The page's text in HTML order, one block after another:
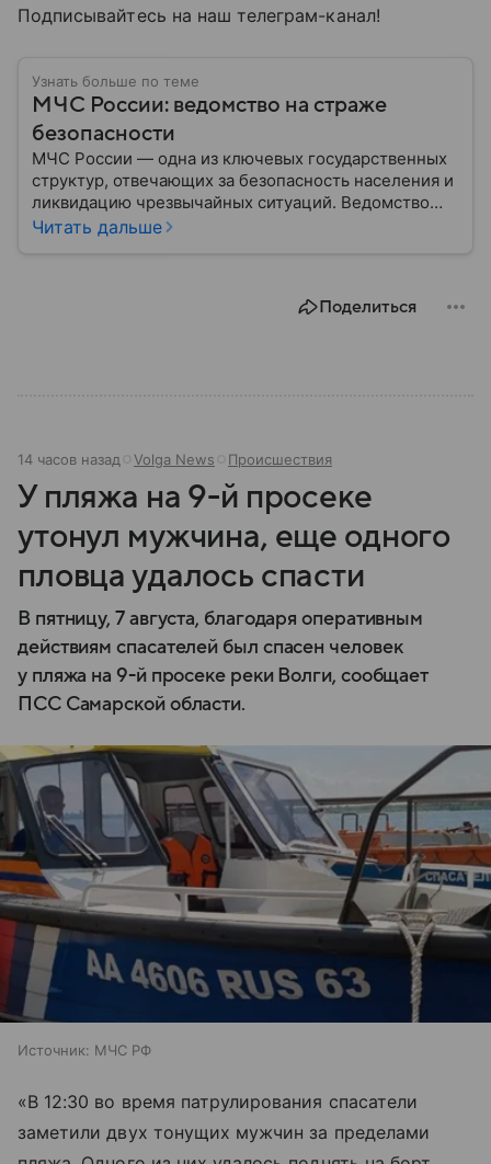
Подписывайтесь на наш телеграм-канал!
Узнать больше по теме
МЧС России: ведомство на страже
безопасности
МЧС России — одна из ключевых государственных
структур, отвечающих за безопасность населения и
ликвидацию чрезвычайных ситуаций. Ведомство
играет важную роль в защите граждан от
задачи выполняет и какую роль играет в
Читать дальше
Поделиться
14 часов назад Volga News Происшествия
У пляжа на 9-й просеке
утонул мужчина, еще одного
пловца удалось спасти
В пятницу, 7 августа, благодаря оперативным
действиям спасателей был спасен человек
у пляжа на 9-й просеке реки Волги, сообщает
ПСС Самарской области.
Источник: МЧС РФ
«В 12:30 во время патрулирования спасатели
заметили двух тонущих мужчин за пределами